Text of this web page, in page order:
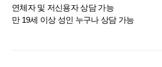
연체자 및 저신용자 상담 가능
만 19세 이상 성인 누구나 상담 가능